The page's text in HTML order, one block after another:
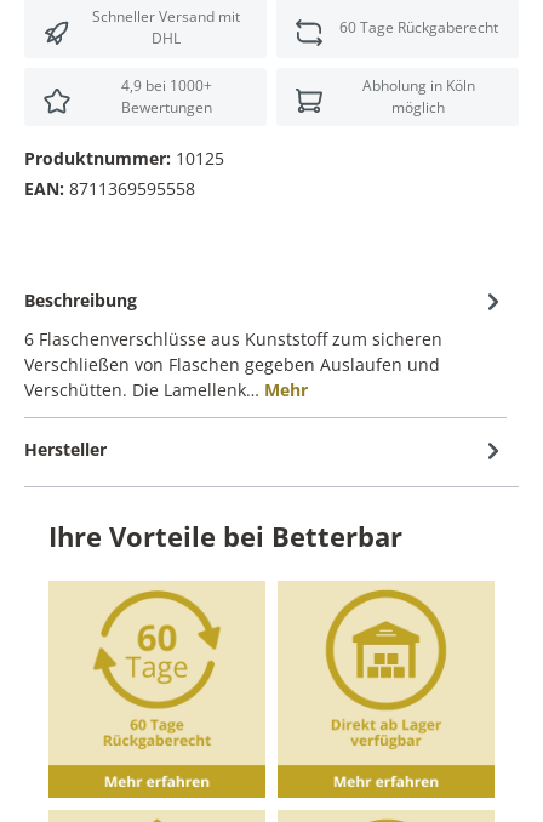
Schneller Versand mit
DHL
60 Tage Rückgaberecht
4,9 bei 1000+
Bewertungen
Abholung in Köln
möglich
Produktnummer: 10125
EAN: 8711369595558
Beschreibung
6 Flaschenverschlüsse aus Kunststoff zum sicheren
Verschließen von Flaschen gegeben Auslaufen und
Verschütten. Die Lamellenk… Mehr
Hersteller
Ihre Vorteile bei Betterbar